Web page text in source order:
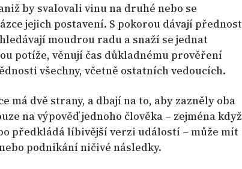
by svalovali vinu na druhé nebo se
jejich postavení. S pokorou dávají přednost
moudrou radu a snaží se jednat
potíže, věnují čas důkladnému prověření
všechny, včetně ostatních vedoucích.
má dvě strany, a dbají na to, aby zazněly oba
na výpověď jednoho člověka – zejména když
předkládá líbivější verzi událostí – může mít
podnikání ničivé následky.